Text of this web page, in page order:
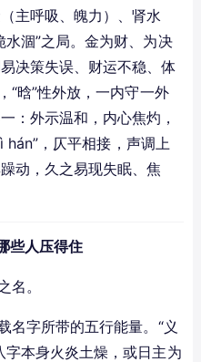
主呼吸、魄力）、肾水
水涸”之局。金为财、为决
决策失误、财运不稳、体
“晗”性外放，一内守一外
：外示温和，内心焦灼，
hán”，仄平相接，声调上
动，久之易现失眠、焦
些人压得住
名。
名字所带的五行能量。“义
字本身火炎土燥，或日主为